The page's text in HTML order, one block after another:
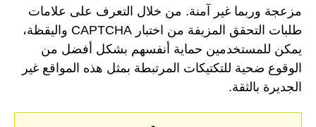
مزعجة وربما غير آمنة. من خلال التعرف على علامات
طلبات التحقق المزيفة من اختبار CAPTCHA واليقظة،
يمكن للمستخدمين حماية أنفسهم بشكل أفضل من
الوقوع ضحية للتكتيكات المرتبطة بمثل هذه المواقع غير
الجديرة بالثقة.